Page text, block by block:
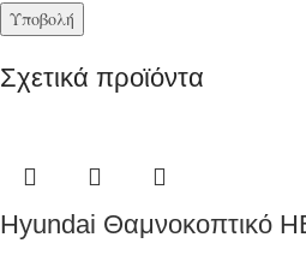
Σχετικά προϊόντα
Hyundai Θαμνοκοπτικό